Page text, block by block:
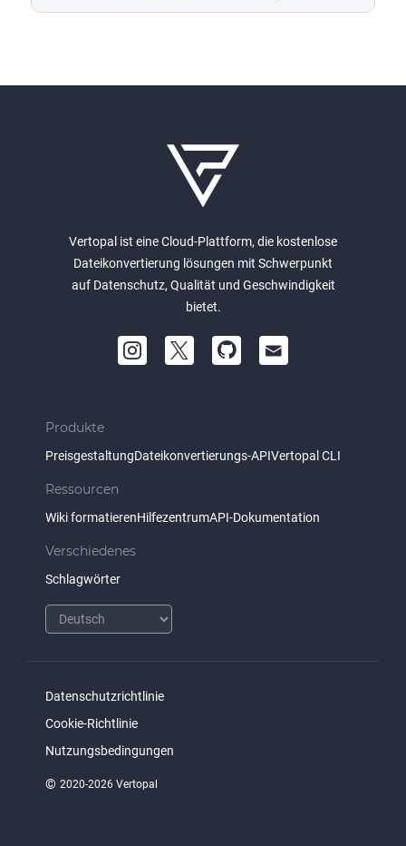
Vertopal ist eine Cloud-Plattform, die kostenlose
Dateikonvertierung lösungen mit Schwerpunkt
auf Datenschutz, Qualität und Geschwindigkeit
bietet.
Produkte
PreisgestaltungDateikonvertierungs-APIVertopal CLI
Ressourcen
Wiki formatierenHilfezentrumAPI-Dokumentation
Verschiedenes
Schlagwörter
Datenschutzrichtlinie
Cookie-Richtlinie
Nutzungsbedingungen
© 2020-2026 Vertopal